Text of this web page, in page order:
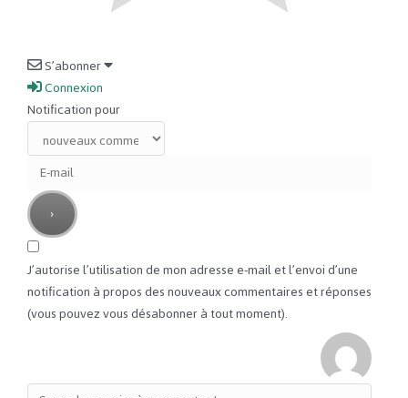
S’abonner
Connexion
Notification pour
J’autorise l’utilisation de mon adresse e-mail et l’envoi d’une
notification à propos des nouveaux commentaires et réponses
(vous pouvez vous désabonner à tout moment).